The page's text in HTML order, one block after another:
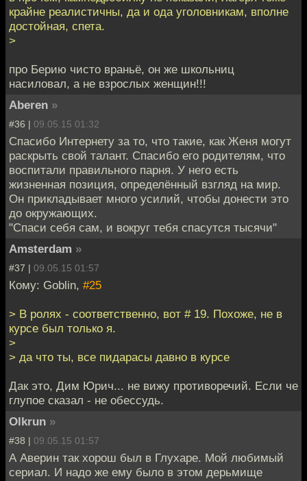
крайне реалистичны, да и ода уголовникам, вполне
достойная, спета.
>
про Берию чисто враньё, он же школьниц
насиловал, а не взрослых женщин!!!
Aberen »
#36 | 09.05.15 01:32
Спасибо Интернету за то, что такие, как Женя могут
раскрыть свой талант. Спасибо его родителям, что
воспитали правильного парня. У него есть
жизненная позиция, определённый взгляд на мир.
Он прикладывает много усилий, чтобы донести это
до окружающих.
"Спаси себя сам, и вокруг тебя спасутся тысячи"
Amsterdam »
#37 | 09.05.15 01:57
Кому: Goblin, #25
> В ролях - соответственно, вот # 19. Похоже, не в
курсе был только я.
>
> да что ты, все пидарасы давно в курсе
Дак это, Дим Юрич... не вижу противоречий. Если че
глупое сказал - не обессудь.
Olkrun »
#38 | 09.05.15 01:57
А Аверин так хорош был в Глухаре. Мой любимый
сериал. И надо же ему было в этом дерьмище